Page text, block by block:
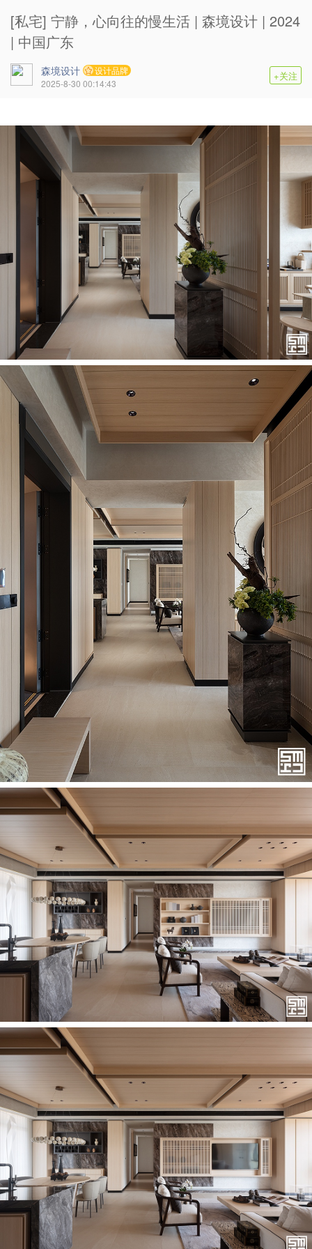
[私宅] 宁静，心向往的慢生活 | 森境设计 | 2024
| 中国广东
森境设计
设计品牌
2025-8-30 00:14:43
+关注